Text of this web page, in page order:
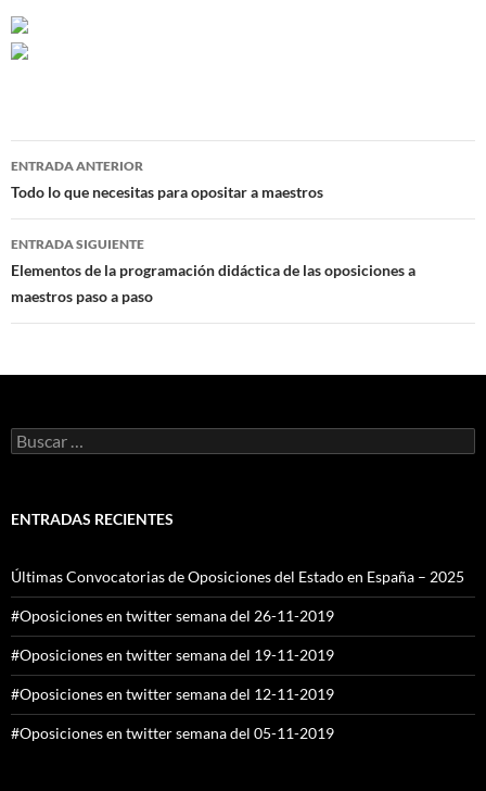
Navegación
de
entradas
ENTRADA ANTERIOR
Todo lo que necesitas para opositar a maestros
ENTRADA SIGUIENTE
Elementos de la programación didáctica de las oposiciones a
maestros paso a paso
Buscar:
ENTRADAS RECIENTES
Últimas Convocatorias de Oposiciones del Estado en España – 2025
#Oposiciones en twitter semana del 26-11-2019
#Oposiciones en twitter semana del 19-11-2019
#Oposiciones en twitter semana del 12-11-2019
#Oposiciones en twitter semana del 05-11-2019